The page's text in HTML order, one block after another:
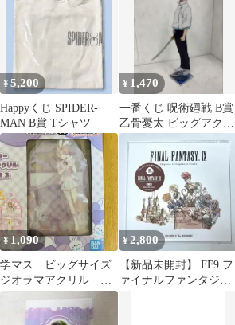
¥5,200
Happyくじ SPIDER-
MAN B賞 Tシャツ
¥ 1,470
一番くじ 呪術廻戦 B賞
乙骨憂太 ビッグアクリ
ルスタンド
¥ 1,090
学マス ビッグサイズ
ジオラマアクリル 有
村麻央
¥2,800
【新品未開封】 FF9 フ
ァイナルファンタジー9